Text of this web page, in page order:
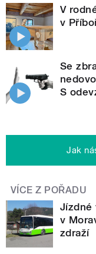
V
v
Se
S
Jak
VÍCE Z POŘADU
Jízdné
v
zdraží